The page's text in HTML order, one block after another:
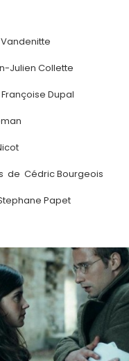
Vandenitte
Julien Collette
Dupal
de Cédric Bourgeois
Papet